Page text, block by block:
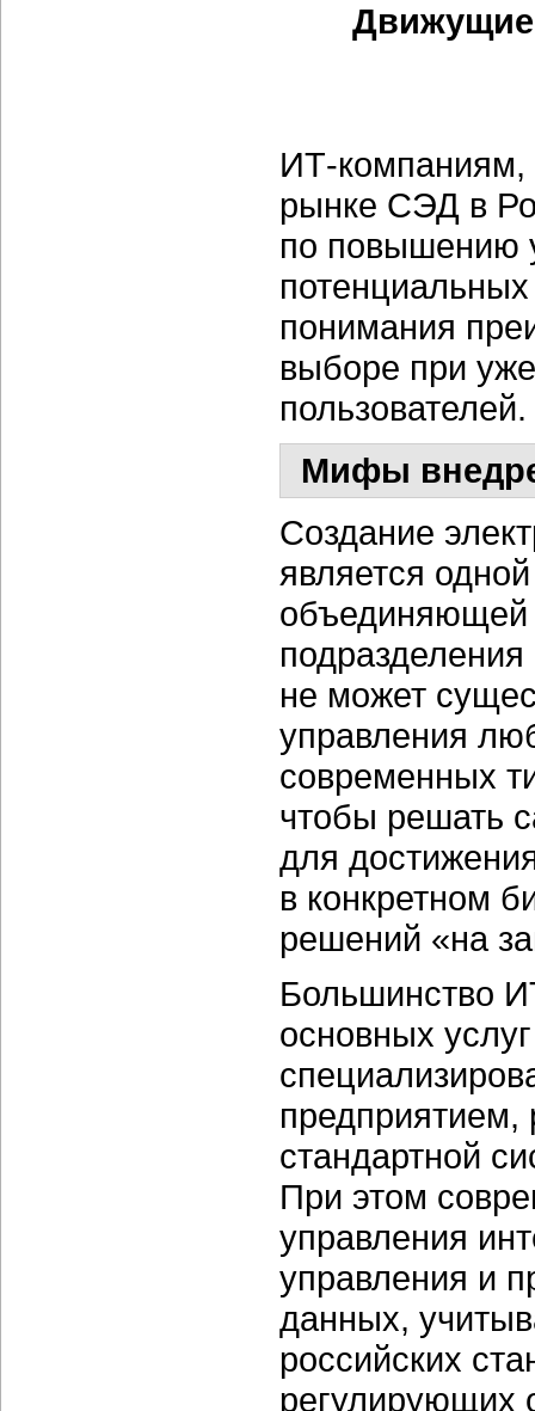
ИТ-компаниям,
рынке СЭД в
по повышению
потенциальных
понимания
выборе при
пользователей.
Мифы
Создание
является
объединяющей
не может
управления
современных
чтобы решать
для
в конкретном
решений «на
Большинство
основных
стандартной
При этом
управления
управления и
данных,
российских
регулирующих